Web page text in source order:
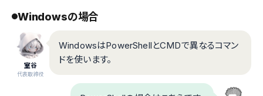
Windowsの場合
室谷
代表取締役
WindowsはPowerShellとCMDで異なるコマン
ドを使います。